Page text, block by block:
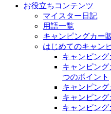
お役立ちコンテンツ
マイスター日記
用語一覧
キャンピングカー
はじめてのキャン
キャンピン
キャンピン
つのポイント
キャンピン
キャンピン
キャンピン